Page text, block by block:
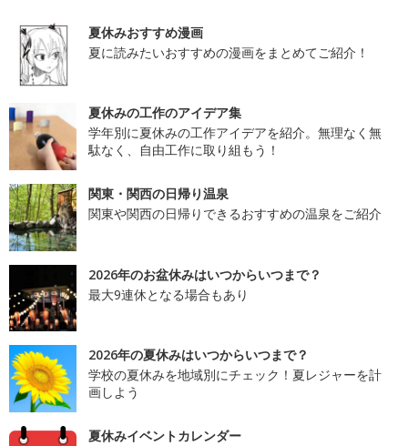
夏休みおすすめ漫画
夏に読みたいおすすめの漫画をまとめてご紹介！
夏休みの工作のアイデア集
学年別に夏休みの工作アイデアを紹介。無理なく無
駄なく、自由工作に取り組もう！
関東・関西の日帰り温泉
関東や関西の日帰りできるおすすめの温泉をご紹介
2026年のお盆休みはいつからいつまで？
最大9連休となる場合もあり
2026年の夏休みはいつからいつまで？
学校の夏休みを地域別にチェック！夏レジャーを計
画しよう
夏休みイベントカレンダー